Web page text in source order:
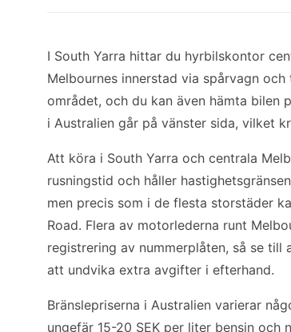
I South Yarra hittar du hyrbilskontor
Melbournes innerstad via spårvagn
området, och du kan även hämta bilen
i Australien går på vänster sida, vilket
Att köra i South Yarra och centrala
rusningstid och håller
men precis som i de flesta storstäder
Road. Flera av motorlederna runt
registrering av nummerplåten, så se
att undvika extra avgifter i efterhand.
Bränslepriserna i Australien varierar
ungefär 15-20 SEK per liter bensin